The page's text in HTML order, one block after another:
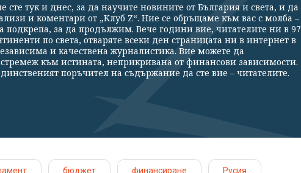
сте тук и днес, за да научите новините от България и света, и да
и коментари от „Клуб Z“. Ние се обръщаме към вас с молба –
за да продължим. Вече години вие, читателите ни в 97
по света, отваряте всеки ден страницата ни в интернет в
и качествена журналистика. Вие можете да
към истината, неприкривана от финансови зависимости.
поръчител на съдържание да сте вие – читателите.
бюджет финансиране Русия